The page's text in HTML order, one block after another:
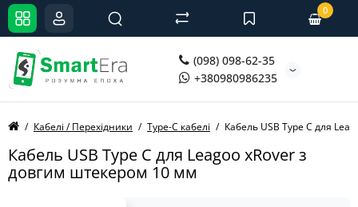
(098) 098-62-35
+380980986235
0
Кабелі / Перехідники Type-C кабелі Кабель USB Type C для
Кабель USB Type C для Leagoo xRover з
довгим штекером 10 мм